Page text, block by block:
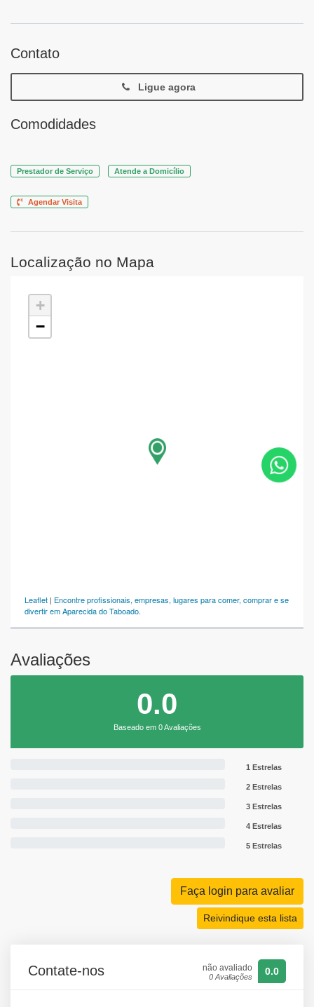
Contato
Ligue agora
Comodidades
Prestador de Serviço Atende a Domicílio
Agendar Visita
Localização no Mapa
+
−
Leaflet | Encontre profissionais, empresas, lugares para comer, comprar e se
divertir em Aparecida do Taboado.
Avaliações
0.0
Baseado em 0 Avaliações
1 Estrelas
2 Estrelas
3 Estrelas
4 Estrelas
5 Estrelas
Faça login para avaliar
Reivindique esta lista
Contate-nos não avaliado
0 Avaliações 0.0